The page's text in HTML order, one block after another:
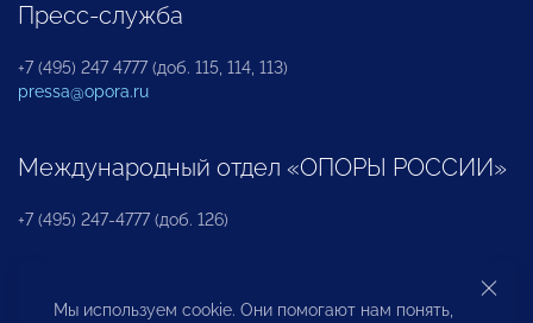
Пресс-служба
+7 (495) 247 4777 (доб. 115, 114, 113)
pressa@opora.ru
Международный отдел «ОПОРЫ РОССИИ»
+7 (495) 247-4777 (доб. 126)
Бюро по защите прав предпринимателей и
Мы используем cookie. Они помогают нам понять,